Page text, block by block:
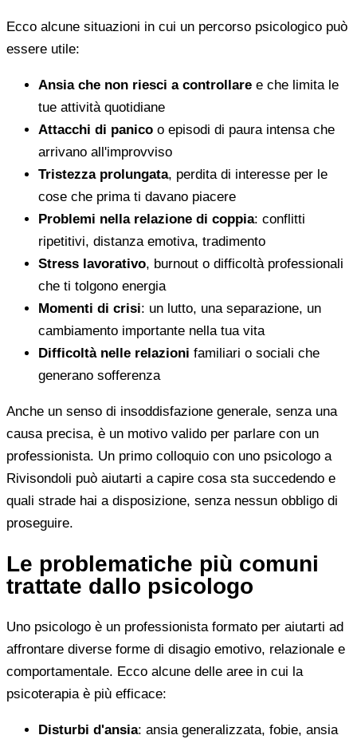
Ecco alcune situazioni in cui un percorso psicologico può
essere utile:
Ansia che non riesci a controllare e che limita le
tue attività quotidiane
Attacchi di panico o episodi di paura intensa che
arrivano all'improvviso
Tristezza prolungata, perdita di interesse per le
cose che prima ti davano piacere
Problemi nella relazione di coppia: conflitti
ripetitivi, distanza emotiva, tradimento
Stress lavorativo, burnout o difficoltà professionali
che ti tolgono energia
Momenti di crisi: un lutto, una separazione, un
cambiamento importante nella tua vita
Difficoltà nelle relazioni familiari o sociali che
generano sofferenza
Anche un senso di insoddisfazione generale, senza una
causa precisa, è un motivo valido per parlare con un
professionista. Un primo colloquio con uno psicologo a
Rivisondoli può aiutarti a capire cosa sta succedendo e
quali strade hai a disposizione, senza nessun obbligo di
proseguire.
Le problematiche più comuni
trattate dallo psicologo
Uno psicologo è un professionista formato per aiutarti ad
affrontare diverse forme di disagio emotivo, relazionale e
comportamentale. Ecco alcune delle aree in cui la
psicoterapia è più efficace:
Disturbi d'ansia: ansia generalizzata, fobie, ansia